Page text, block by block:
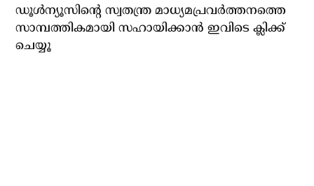
ഡൂള്‍ന്യൂസിന്റെ സ്വതന്ത്ര മാധ്യമപ്രവര്‍ത്തനത്തെ
സാമ്പത്തികമായി സഹായിക്കാന്‍ ഇവിടെ ക്ലിക്ക്
ചെയ്യൂ